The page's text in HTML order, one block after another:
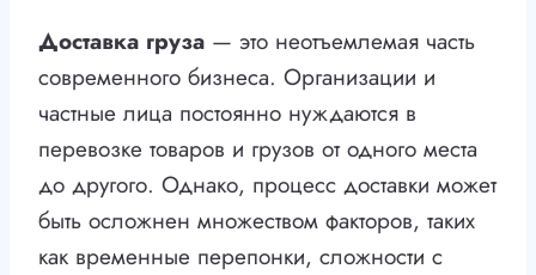
Доставка груза — это неотъемлемая часть
современного бизнеса. Организации и
частные лица постоянно нуждаются в
перевозке товаров и грузов от одного места
до другого. Однако, процесс доставки может
быть осложнен множеством факторов, таких
как временные перепонки, сложности с